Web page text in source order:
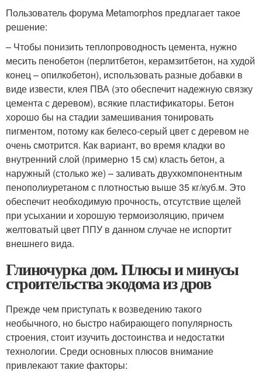
Пользователь форума Metamorphos предлагает такое
решение:
– Чтобы понизить теплопроводность цемента, нужно
месить пенобетон (перлитбетон, керамзитбетон, на худой
конец – опилкобетон), использовать разные добавки в
виде извести, клея ПВА (это обеспечит надежную связку
цемента с деревом), всякие пластификаторы. Бетон
хорошо бы на стадии замешивания тонировать
пигментом, потому как белесо-серый цвет с деревом не
очень смотрится. Как вариант, во время кладки во
внутренний слой (примерно 15 см) класть бетон, а
наружный (столько же) – заливать двухкомпонентным
пенополиуретаном с плотностью выше 35 кг/куб.м. Это
обеспечит необходимую прочность, отсутствие щелей
при усыхании и хорошую термоизоляцию, причем
желтоватый цвет ППУ в данном случае не испортит
внешнего вида.
Глиночурка дом. Плюсы и минусы
строительства экодома из дров
Прежде чем приступать к возведению такого
необычного, но быстро набирающего популярность
строения, стоит изучить достоинства и недостатки
технологии. Среди основных плюсов внимание
привлекают такие факторы: